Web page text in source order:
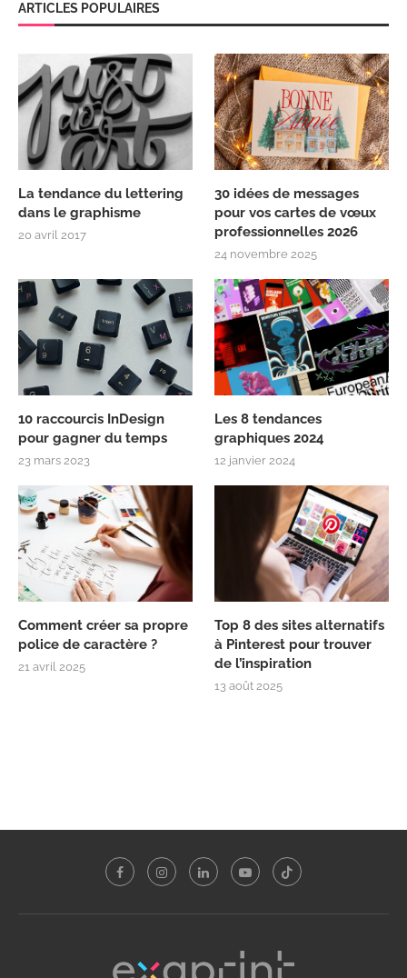
ARTICLES POPULAIRES
La tendance du lettering
dans le graphisme
20 avril 2017
30 idées de messages
pour vos cartes de vœux
professionnelles 2026
24 novembre 2025
10 raccourcis InDesign
pour gagner du temps
23 mars 2023
Les 8 tendances
graphiques 2024
12 janvier 2024
Comment créer sa propre
police de caractère ?
21 avril 2025
Top 8 des sites alternatifs
à Pinterest pour trouver
de l’inspiration
13 août 2025